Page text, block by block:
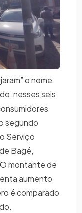
o nome
nesses seis
segundo
Serviço
Bagé,
montante de
aumento
é comparado